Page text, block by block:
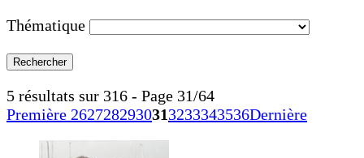
Thématique
5 résultats sur 316 - Page 31/64
Première 2627282930313233343536Dernière